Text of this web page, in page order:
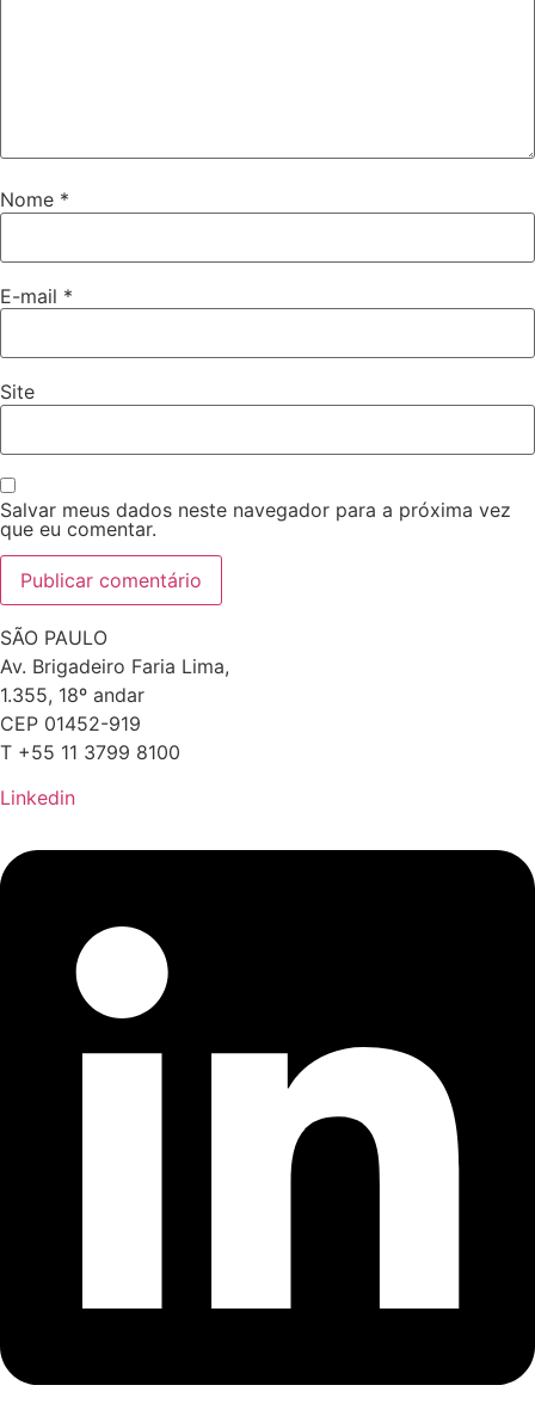
Nome *
E-mail *
Site
Salvar meus dados neste navegador para a próxima vez
que eu comentar.
SÃO PAULO
Av. Brigadeiro Faria Lima,
1.355, 18º andar
CEP 01452-919
T +55 11 3799 8100
Linkedin